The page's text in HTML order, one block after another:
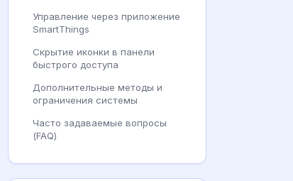
Управление через приложение
SmartThings
Скрытие иконки в панели
быстрого доступа
Дополнительные методы и
ограничения системы
Часто задаваемые вопросы
(FAQ)